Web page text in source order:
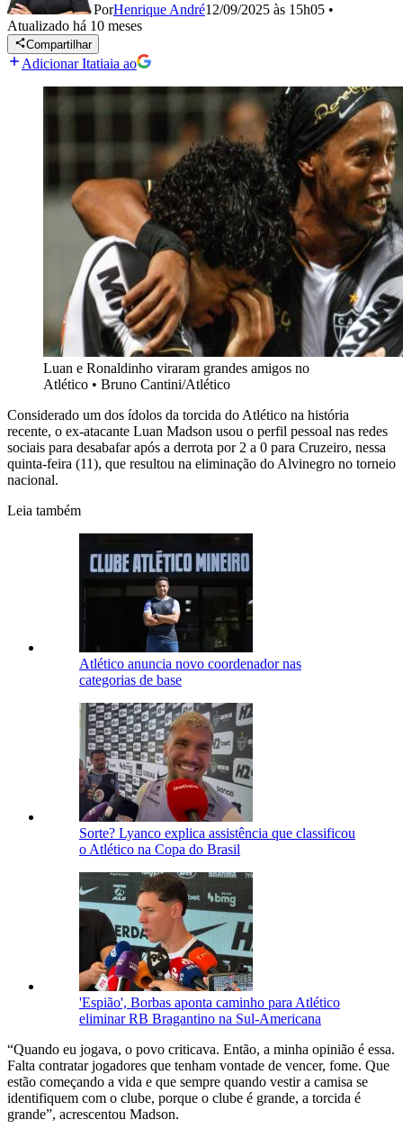
PorHenrique André12/09/2025 às 15h05 •
Atualizado há 10 meses
Compartilhar
Adicionar Itatiaia ao
Luan e Ronaldinho viraram grandes amigos no
Atlético • Bruno Cantini/Atlético
Considerado um dos ídolos da torcida do Atlético na história
recente, o ex-atacante Luan Madson usou o perfil pessoal nas redes
sociais para desabafar após a derrota por 2 a 0 para Cruzeiro, nessa
quinta-feira (11), que resultou na eliminação do Alvinegro no torneio
nacional.
Leia também
Atlético anuncia novo coordenador nas
categorias de base
Sorte? Lyanco explica assistência que classificou
o Atlético na Copa do Brasil
'Espião', Borbas aponta caminho para Atlético
eliminar RB Bragantino na Sul-Americana
“Quando eu jogava, o povo criticava. Então, a minha opinião é essa.
Falta contratar jogadores que tenham vontade de vencer, fome. Que
estão começando a vida e que sempre quando vestir a camisa se
identifiquem com o clube, porque o clube é grande, a torcida é
grande”, acrescentou Madson.